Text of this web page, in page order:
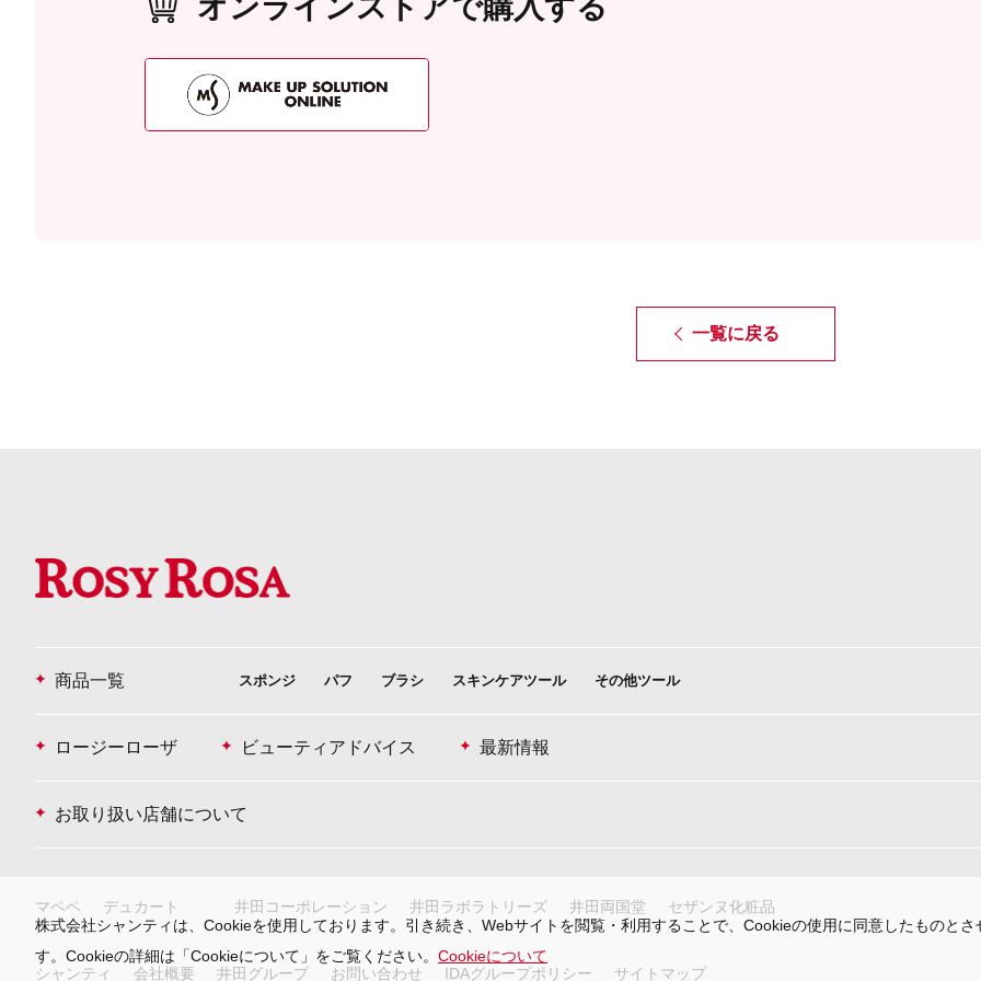
オンラインストアで購入する
一覧に戻る
商品一覧 スポンジ パフ ブラシ スキンケアツール その他ツール
ロージーローザ ビューティアドバイス 最新情報
お取り扱い店舗について
マペペ デュカート 井田コーポレーション 井田ラボラトリーズ 井田両国堂 セザンヌ化粧品
シャンティ 会社概要 井田グループ お問い合わせ IDAグループポリシー サイトマップ
株式会社シャンティは、Cookieを使用しております。引き続き、Webサイトを閲覧・利用することで、Cookieの使用に同意したものとさ
す。Cookieの詳細は「Cookieについて」をご覧ください。 Cookieについて